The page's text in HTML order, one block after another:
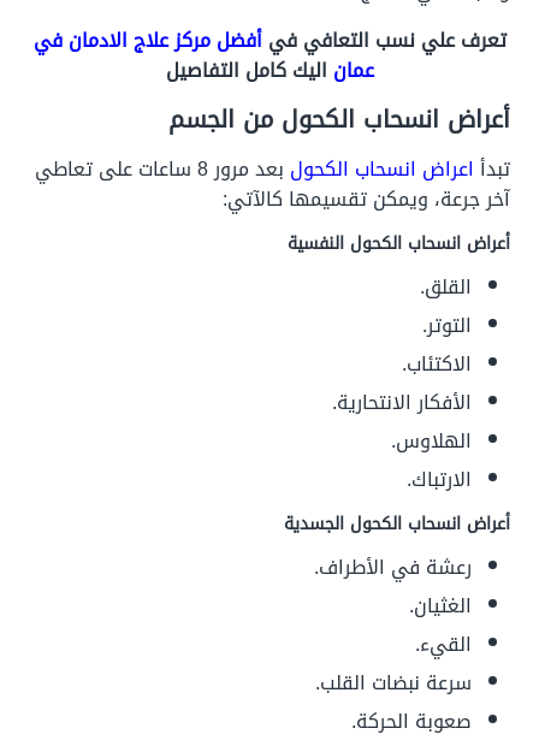
تعرف علي نسب التعافي فيأفضل مركز علاج الادمان في
عمان اليك كامل التفاصيل
أعراض انسحاب الكحول من الجسم
تبدأ اعراض انسحاب الكحول
بعد مرور 8 ساعات على تعاطي
آخر جرعة، ويمكن تقسيمها كالآتي:
أعراض انسحاب الكحول النفسية
القلق.
التوتر.
الاكتئاب.
الأفكار الانتحارية.
الهلاوس.
الارتباك.
أعراض انسحاب الكحول الجسدية
رعشة في الأطراف.
الغثيان.
القيء.
سرعة نبضات القلب.
صعوبة الحركة.